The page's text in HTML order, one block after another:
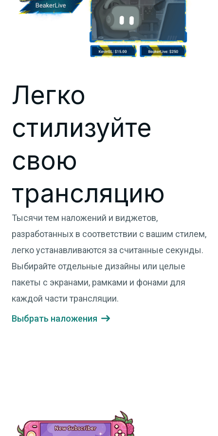
Легко
стилизуйте
свою
трансляцию
Тысячи тем наложений и виджетов,
разработанных в соответствии с вашим стилем,
легко устанавливаются за считанные секунды.
Выбирайте отдельные дизайны или целые
пакеты с экранами, рамками и фонами для
каждой части трансляции.
Выбрать наложения 